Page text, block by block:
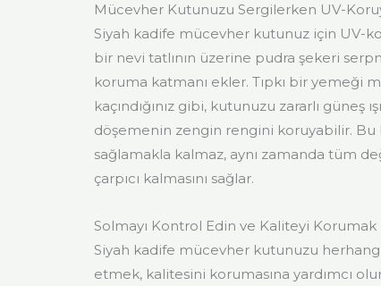
Mücevher Kutunuzu Sergilerken UV-
Siyah kadife mücevher kutunuz için UV-
bir nevi tatlının üzerine pudra şekeri
koruma katmanı ekler. Tıpkı bir
kaçındığınız gibi, kutunuzu zararlı güneş
döşemenin zengin rengini koruyabilir.
sağlamakla kalmaz, aynı zamanda tüm
çarpıcı kalmasını sağlar.
Solmayı Kontrol Edin ve Kaliteyi
Siyah kadife mücevher kutunuzu
etmek, kalitesini korumasına yardımcı